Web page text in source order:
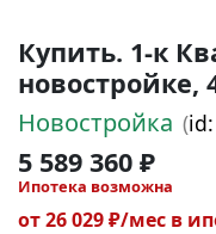
Купить. 1-к
новостройке,
Новостройка (id:
5 589 360 ₽
Ипотека возможна
от 26 029 ₽/мес в